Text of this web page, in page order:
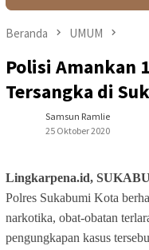
Beranda UMUM
Polisi Amankan
Tersangka di
Samsun Ramlie
25 Oktober 2020
Lingkarpena.id,
Polres Sukabumi Kota
narkotika, obat-obatan
pengungkapan kasus